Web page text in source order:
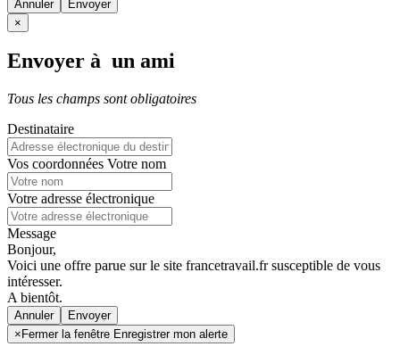
Annuler
×
Envoyer à un ami
Tous les champs sont obligatoires
Destinataire
Vos coordonnées Votre nom
Votre adresse électronique
Message
Bonjour,
Voici une offre parue sur le site francetravail.fr susceptible de vous
intéresser.
A bientôt.
Annuler
× Fermer la fenêtre Enregistrer mon alerte